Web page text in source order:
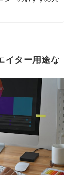
イター用途な